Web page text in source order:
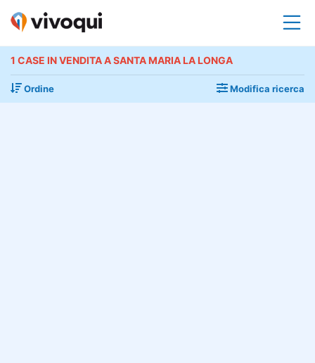
1 CASE IN VENDITA A SANTA MARIA LA LONGA
Ordine Modifica ricerca